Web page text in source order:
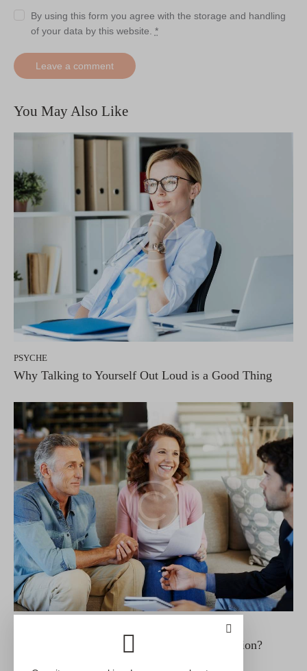
By using this form you agree with the storage and handling
of your data by this website. *
You May Also Like
PSYCHE
Why Talking to Yourself Out Loud is a Good Thing
Why can’t people have freedom from depression?